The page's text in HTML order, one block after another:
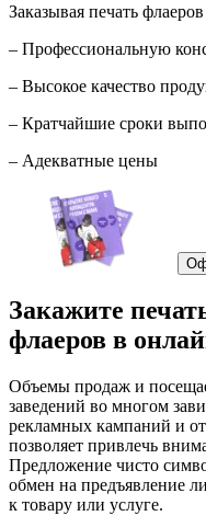
Заказывая печать
– Профессиональную
– Высокое качество
– Кратчайшие сроки
– Адекватные цены
Закажите
флаеров в
Объемы продаж и
заведений во многом
рекламных кампаний и
позволяет привлечь
Предложение чисто
обмен на предъявление
к товару или услуге.